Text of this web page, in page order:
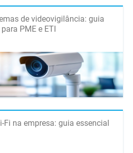
de videovigilância: guia
PME e ETI
Fi na empresa: guia essencial